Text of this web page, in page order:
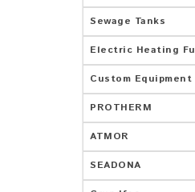
Sewage Tanks
Electric Heating
Custom Equipment
PROTHERM
ATMOR
SEADONA